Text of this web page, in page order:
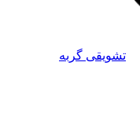
تشویقی گربه